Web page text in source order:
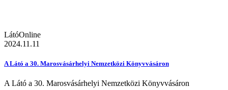
LátóOnline
2024.11.11
A Látó a 30. Marosvásárhelyi Nemzetközi Könyvvásáron
A Látó a 30. Marosvásárhelyi Nemzetközi Könyvvásáron